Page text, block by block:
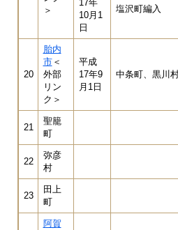
＞
17年
10月1
日
塩沢町編入
20
胎内
市＜
外部
リン
ク＞
平成
17年9
月1日
中条町、黒川
21
聖籠
町
22
弥彦
村
23
田上
町
阿賀